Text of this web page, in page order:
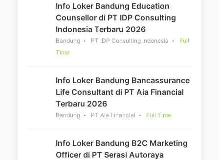
Info Loker Bandung Education
Counsellor di PT IDP Consulting
Indonesia Terbaru 2026
Bandung PT IDP Consulting Indonesia
Full
Time
Info Loker Bandung Bancassurance
Life Consultant di PT Aia Financial
Terbaru 2026
Bandung PT Aia Financial Full Time
Info Loker Bandung B2C Marketing
Officer di PT Serasi Autoraya